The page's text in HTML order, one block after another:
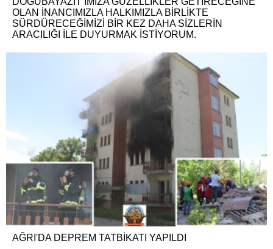
OLAN İNANCIMIZLA HALKIMIZLA BİRLİKTE
SÜRDÜRECEĞİMİZİ BİR KEZ DAHA SİZLERİN
ARACILIĞI İLE DUYURMAK İSTİYORUM.
AĞRI'DA DEPREM TATBİKATI YAPILDI